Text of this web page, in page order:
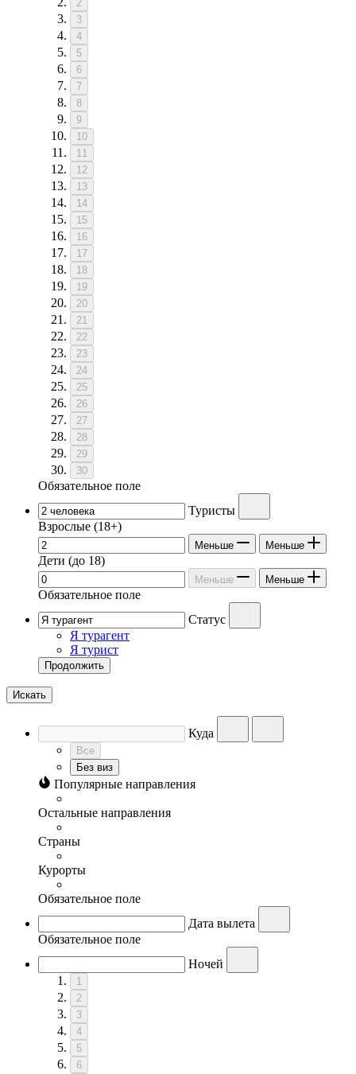
2
3
4
5
6
7
8
9
10
11
12
13
14
15
16
17
18
19
20
21
22
23
24
25
26
27
28
29
30
Обязательное поле
Туристы
Взрослые (18+)
Меньше Меньше
Дети (до 18)
Меньше Меньше
Обязательное поле
Статус
Я турагент
Я турист
Продолжить
Искать
Куда
Все
Без виз
Популярные направления
Остальные направления
Страны
Курорты
Обязательное поле
Дата вылета
Обязательное поле
Ночей
1
2
3
4
5
6